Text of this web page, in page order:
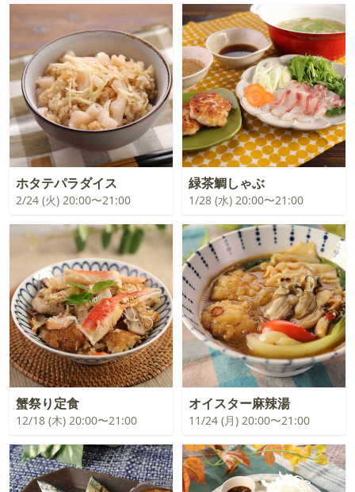
ホタテパラダイス
2/24 (火) 20:00〜21:00
緑茶鯛しゃぶ
1/28 (水) 20:00〜21:00
蟹祭り定食
12/18 (木) 20:00〜21:00
オイスター麻辣湯
11/24 (月) 20:00〜21:00